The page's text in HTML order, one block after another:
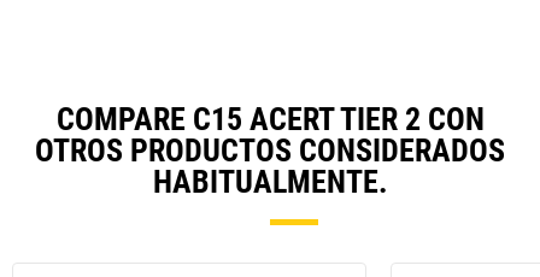
COMPARE C15 ACERT TIER 2 CON
OTROS PRODUCTOS CONSIDERADOS
HABITUALMENTE.